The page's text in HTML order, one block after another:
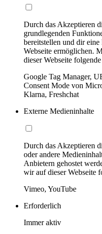
Durch das Akzeptieren
grundlegenden
bereitstellen und dir
Webseite ermöglichen.
dieser Webseite
Google Tag Manager,
Consent Mode von
Klarna, Freshchat
Externe Medieninhalte
Durch das Akzeptieren
oder andere
Anbietern gehostet
wir auf dieser Webseite
Vimeo, YouTube
Erforderlich
Immer aktiv